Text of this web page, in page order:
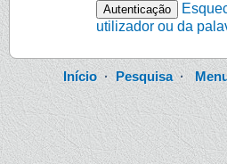
utilizador ou da
Início· Pesquisa·